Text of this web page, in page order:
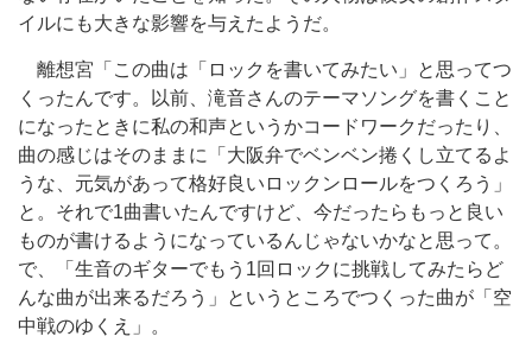
イルにも大きな影響を与えたようだ。
離想宮「この曲は「ロックを書いてみたい」と思ってつ
くったんです。以前、滝音さんのテーマソングを書くこと
になったときに私の和声というかコードワークだったり、
曲の感じはそのままに「大阪弁でベンベン捲くし立てるよ
うな、元気があって格好良いロックンロールをつくろう」
と。それで1曲書いたんですけど、今だったらもっと良い
ものが書けるようになっているんじゃないかなと思って。
で、「生音のギターでもう1回ロックに挑戦してみたらど
んな曲が出来るだろう」というところでつくった曲が「空
中戦のゆくえ」。